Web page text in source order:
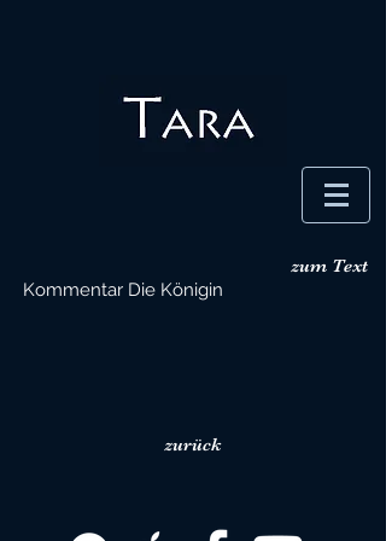
zum Text
Kommentar Die Königin
zurück